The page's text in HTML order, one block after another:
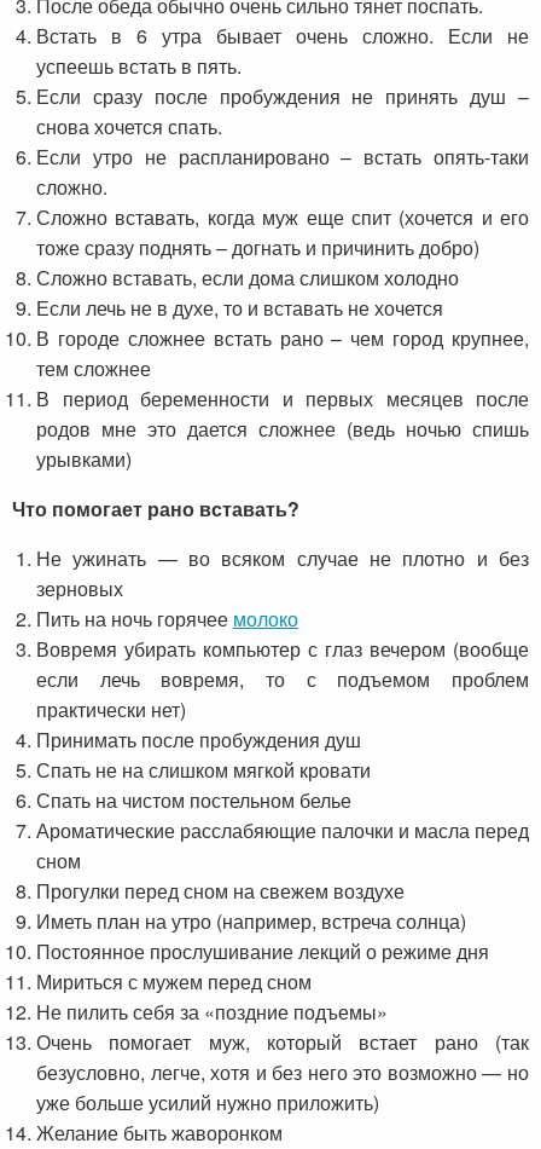
После обеда обычно очень сильно тянет поспать.
Встать в 6 утра бывает очень сложно. Если не
успеешь встать в пять.
Если сразу после пробуждения не принять душ –
снова хочется спать.
Если утро не распланировано – встать опять-таки
сложно.
Сложно вставать, когда муж еще спит (хочется и его
тоже сразу поднять – догнать и причинить добро)
Сложно вставать, если дома слишком холодно
Если лечь не в духе, то и вставать не хочется
В городе сложнее встать рано – чем город крупнее,
тем сложнее
В период беременности и первых месяцев после
родов мне это дается сложнее (ведь ночью спишь
урывками)
Что помогает рано вставать?
Не ужинать — во всяком случае не плотно и без
зерновых
Пить на ночь горячее молоко
Вовремя убирать компьютер с глаз вечером (вообще
если лечь вовремя, то с подъемом проблем
практически нет)
Принимать после пробуждения душ
Спать не на слишком мягкой кровати
Спать на чистом постельном белье
Ароматические расслабяющие палочки и масла перед
сном
Прогулки перед сном на свежем воздухе
Иметь план на утро (например, встреча солнца)
Постоянное прослушивание лекций о режиме дня
Мириться с мужем перед сном
Не пилить себя за «поздние подъемы»
Очень помогает муж, который встает рано (так
безусловно, легче, хотя и без него это возможно — но
уже больше усилий нужно приложить)
Желание быть жаворонком